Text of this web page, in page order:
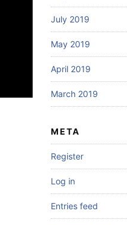
July 2019
May 2019
April 2019
March 2019
META
Register
Log in
Entries feed